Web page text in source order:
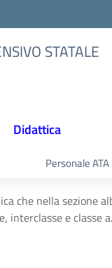
STATALE
Didattica
Personale ATA
che nella sezione
interclasse e classe